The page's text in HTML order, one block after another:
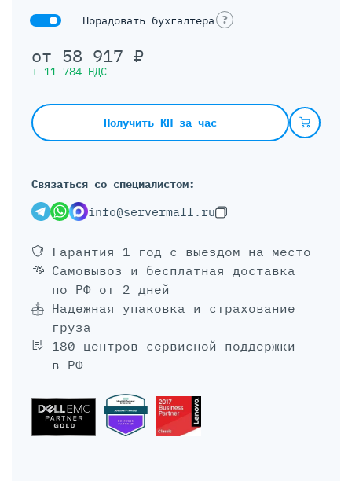
Порадовать бухгалтера ?
от 58 917 ₽
+ 11 784 НДС
Получить КП за час
Связаться со специалистом:
info@servermall.ru
Гарантия 1 год с выездом на место
Самовывоз и бесплатная доставка
по РФ от 2 дней
Надежная упаковка и страхование
груза
180 центров сервисной поддержки
в РФ